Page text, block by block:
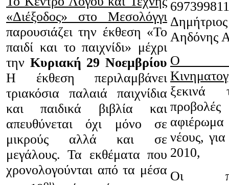
«Διέξοδος» στο Μεσολόγγι
παρουσιάζει την έκθεση «Το
παιδί και το παιχνίδι» μέχρι
την Κυριακή 29 Νοεμβρίου
Η έκθεση περιλαμβάνει
τριακόσια παλαιά παιχνίδια
και παιδικά βιβλία και
απευθύνεται όχι μόνο σε
μικρούς αλλά και σε
μεγάλους. Τα εκθέματα που
χρονολογούνται από τα μέσα
Αηδόνης
Ο
ξεκινά
προβολές
νέους,
2010,
Οι